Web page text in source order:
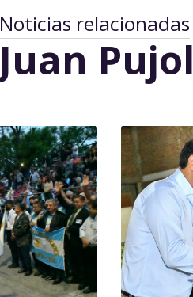
Noticias relacionadas
Juan Pujol